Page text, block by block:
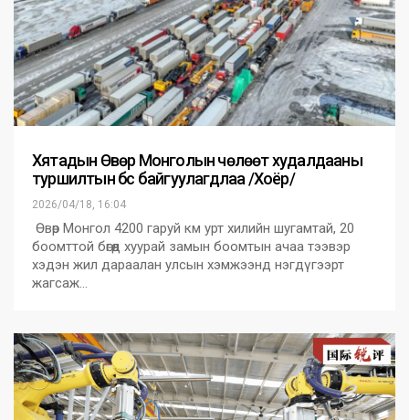
Хятадын Өвөр Монголын чөлөөт худалдааны
туршилтын бүс байгуулагдлаа /Хоёр/
2026/04/18, 16:04
Өвөр Монгол 4200 гаруй км урт хилийн шугамтай, 20
боомттой бөгөөд хуурай замын боомтын ачаа тээвэр
хэдэн жил дараалан улсын хэмжээнд нэгдүгээрт
жагсаж…